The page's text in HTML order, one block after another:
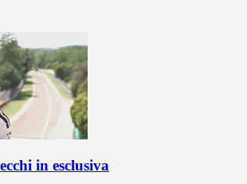
in esclusiva